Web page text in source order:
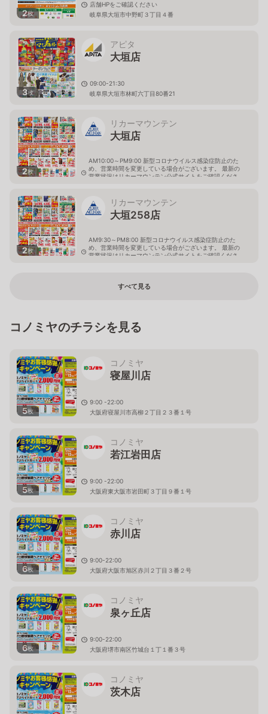
2枚
店舗HPをご確認ください
岐阜県大垣市中野町３丁目４番
3枚
アピタ
大垣店
09:00-21:30
岐阜県大垣市林町六丁目80番21
2枚
リカーマウンテン
大垣店
AM10:00～PM9:00 新型コロナウイルス感染症防止のた
め、営業時間を変更している場合がございます。 最新の
営業状況はリカーマウンテン公式サイトをご確認くださ
2枚
リカーマウンテン
大垣258店
AM9:30～PM8:00 新型コロナウイルス感染症防止のた
め、営業時間を変更している場合がございます。 最新の
営業状況はリカーマウンテン公式サイトをご確認くださ
すべて見る
コノミヤのチラシを見る
5枚
コノミヤ
寝屋川店
9:00 -22:00
大阪府寝屋川市高柳２丁目２３番１号
5枚
コノミヤ
若江岩田店
9:00 -22:00
大阪府東大阪市岩田町３丁目９番１号
6枚
コノミヤ
赤川店
9:00-22:00
大阪府大阪市旭区赤川２丁目３番２号
6枚
コノミヤ
泉ヶ丘店
9:00-22:00
大阪府堺市南区竹城台１丁１番３号
コノミヤ
茨木店